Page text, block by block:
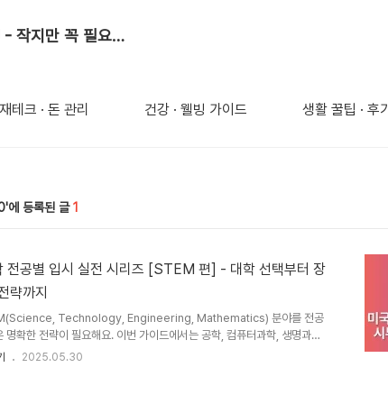
Info4UnU - 작지만 꼭 필요한 정보
재테크 · 돈 관리 건강 · 웰빙 가이드 생활 꿀팁 · 후기
1
전공별 입시 실전 시리즈 [STEM 편] - 대학 선택부터 장
략까지
Technology, Engineering, Mathematics) 분야를 전공
명확한 전략이 필요해요. 이번 가이드에서는 공학, 컴퓨터과학, 생명과학,
생들을 위한 대학 선택 기준부터 실험실 인턴십, 추천서 전략, 장학금 구
2025.05.30